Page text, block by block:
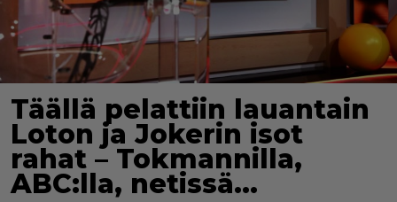
Täällä pelattiin lauantain
Loton ja Jokerin isot
rahat – Tokmannilla,
ABC:lla, netissä…